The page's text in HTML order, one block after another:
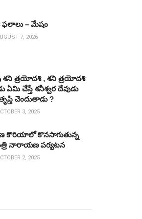
ఫలాలు – మేషం
7, 2026
శని త్రయోదశి , శని త్రయోదశి
ఏమి చేస్తే శనీశ్వర దేవుడు
చెందుతాడు ?
3, 2025
కొరియాలో కొనసాగుతున్న
నారాయణ పర్యటన
2, 2025